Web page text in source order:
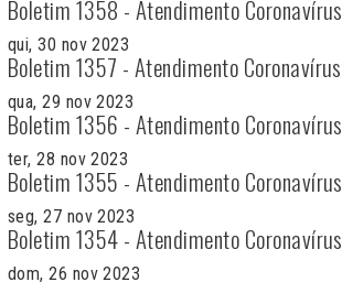
Boletim 1358 - Atendimento Coronavírus
qui, 30 nov 2023
Boletim 1357 - Atendimento Coronavírus
qua, 29 nov 2023
Boletim 1356 - Atendimento Coronavírus
ter, 28 nov 2023
Boletim 1355 - Atendimento Coronavírus
seg, 27 nov 2023
Boletim 1354 - Atendimento Coronavírus
dom, 26 nov 2023